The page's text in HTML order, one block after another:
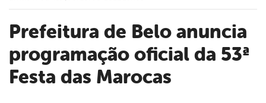
Prefeitura de Belo anuncia
programação oficial da 53ª
Festa das Marocas